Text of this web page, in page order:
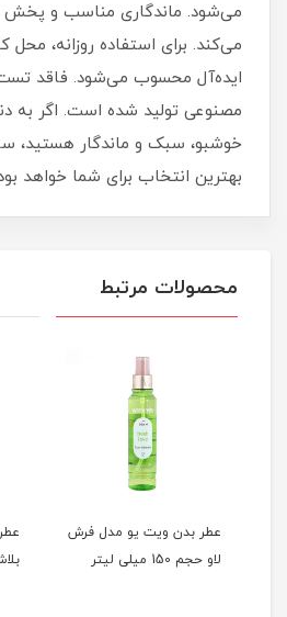
می‌شود. ماندگاری مناسب و پخش
می‌کند. برای استفاده روزانه، محل
ایده‌آل محسوب می‌شود. فاقد
مصنوعی تولید شده است. اگر به
خوشبو، سبک و ماندگار هستید،
بهترین انتخاب برای شما خواهد
محصولات مرتبط
عطر بدن ویت یو مدل فرش
لاو حجم 150 میلی لیتر
بلاش